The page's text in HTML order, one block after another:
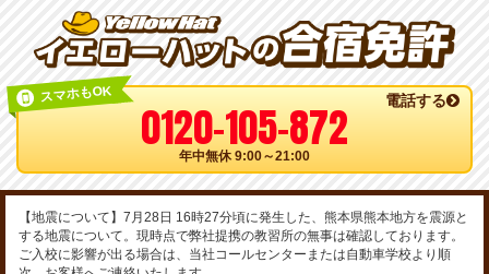
スマホもOK 電話する
0120-105-872
年中無休 9:00～21:00
【地震について】7月28日 16時27分頃に発生した、熊本県熊本地方を震源と
する地震について。現時点で弊社提携の教習所の無事は確認しております。
ご入校に影響が出る場合は、当社コールセンターまたは自動車学校より順